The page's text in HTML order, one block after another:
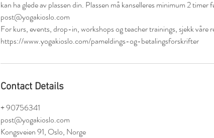
kan ha glede av plassen din. Plassen må kanselleres minimum 2
post@yogakioslo.com
For kurs, events, drop-in, workshops og teacher trainings, sjekk våre
https://www.yogakioslo.com/pameldings-og-betalingsforskrifter
Contact Details
+ 90756341
post@yogakioslo.com
Kongsveien 91, Oslo, Norge